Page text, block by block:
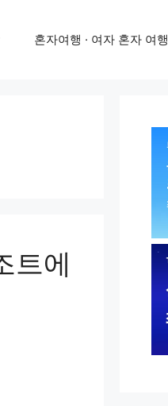
혼자여행 · 여자 혼자 여행
트에